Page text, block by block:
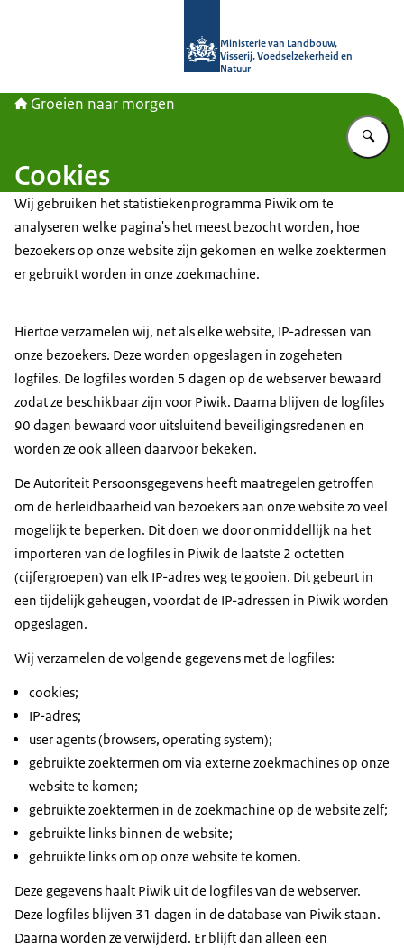
Ministerie van Landbouw,
Visserij, Voedselzekerheid en
Natuur
Groeien naar morgen
Cookies
Wij gebruiken het statistiekenprogramma Piwik om te
analyseren welke pagina's het meest bezocht worden, hoe
bezoekers op onze website zijn gekomen en welke zoektermen
er gebruikt worden in onze zoekmachine.
Hiertoe verzamelen wij, net als elke website, IP-adressen van
onze bezoekers. Deze worden opgeslagen in zogeheten
logfiles. De logfiles worden 5 dagen op de webserver bewaard
zodat ze beschikbaar zijn voor Piwik. Daarna blijven de logfiles
90 dagen bewaard voor uitsluitend beveiligingsredenen en
worden ze ook alleen daarvoor bekeken.
De Autoriteit Persoonsgegevens heeft maatregelen getroffen
om de herleidbaarheid van bezoekers aan onze website zo veel
mogelijk te beperken. Dit doen we door onmiddellijk na het
importeren van de logfiles in Piwik de laatste 2 octetten
(cijfergroepen) van elk IP-adres weg te gooien. Dit gebeurt in
een tijdelijk geheugen, voordat de IP-adressen in Piwik worden
opgeslagen.
Wij verzamelen de volgende gegevens met de logfiles:
cookies;
IP-adres;
user agents (browsers, operating system);
gebruikte zoektermen om via externe zoekmachines op onze
website te komen;
gebruikte zoektermen in de zoekmachine op de website zelf;
gebruikte links binnen de website;
gebruikte links om op onze website te komen.
Deze gegevens haalt Piwik uit de logfiles van de webserver.
Deze logfiles blijven 31 dagen in de database van Piwik staan.
Daarna worden ze verwijderd. Er blijft dan alleen een